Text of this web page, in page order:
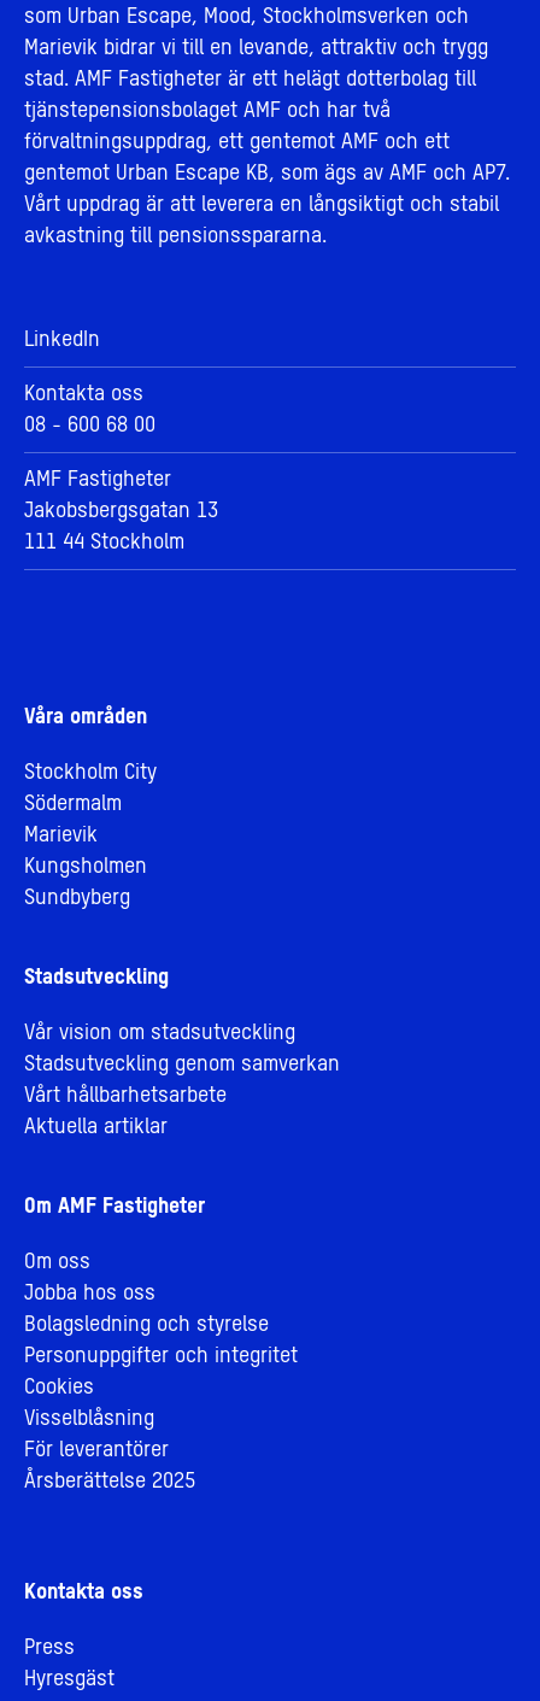
som Urban Escape, Mood, Stockholmsverken och
Marievik bidrar vi till en levande, attraktiv och trygg
stad. AMF Fastigheter är ett helägt dotterbolag till
tjänstepensionsbolaget AMF och har två
förvaltningsuppdrag, ett gentemot AMF och ett
gentemot Urban Escape KB, som ägs av AMF och AP7.
Vårt uppdrag är att leverera en långsiktigt och stabil
avkastning till pensionsspararna.
LinkedIn
Kontakta oss
08 - 600 68 00
AMF Fastigheter
Jakobsbergsgatan 13
111 44 Stockholm
Våra områden
Stockholm City
Södermalm
Marievik
Kungsholmen
Sundbyberg
Stadsutveckling
Vår vision om stadsutveckling
Stadsutveckling genom samverkan
Vårt hållbarhetsarbete
Aktuella artiklar
Om AMF Fastigheter
Om oss
Jobba hos oss
Bolagsledning och styrelse
Personuppgifter och integritet
Cookies
Visselblåsning
För leverantörer
Årsberättelse 2025
Kontakta oss
Press
Hyresgäst